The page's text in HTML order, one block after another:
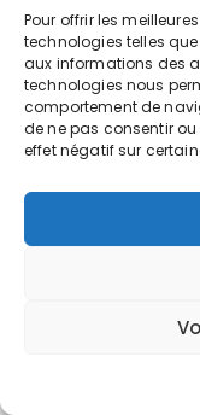
Pour offrir les
technologies telles
aux informations des
technologies nous
comportement de
de ne pas consentir
effet négatif sur
Gestion